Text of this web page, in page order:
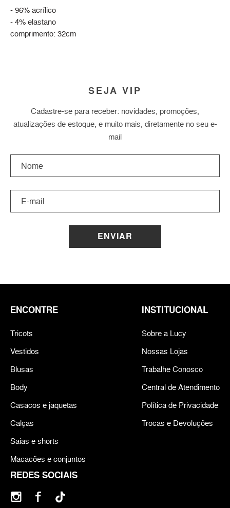
- 96% acrílico
- 4% elastano
comprimento: 32cm
SEJA VIP
Cadastre-se para receber: novidades, promoções,
atualizações de estoque, e muito mais, diretamente no seu e-
mail
ENVIAR
REDES SOCIAIS
ENCONTRE
Tricots
Vestidos
Blusas
Body
Casacos e jaquetas
Calças
Saias e shorts
Macacões e conjuntos
INSTITUCIONAL
Sobre a Lucy
Nossas Lojas
Trabalhe Conosco
Central de Atendimento
Política de Privacidade
Trocas e Devoluções